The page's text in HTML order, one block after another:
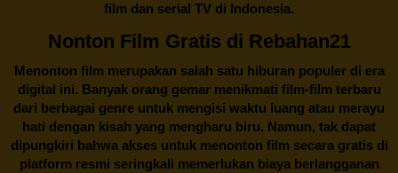
film dan serial TV di Indonesia.
Nonton Film Gratis di Rebahan21
Menonton film merupakan salah satu hiburan populer di era
digital ini. Banyak orang gemar menikmati film-film terbaru
dari berbagai genre untuk mengisi waktu luang atau merayu
hati dengan kisah yang mengharu biru. Namun, tak dapat
dipungkiri bahwa akses untuk menonton film secara gratis di
platform resmi seringkali memerlukan biaya berlangganan